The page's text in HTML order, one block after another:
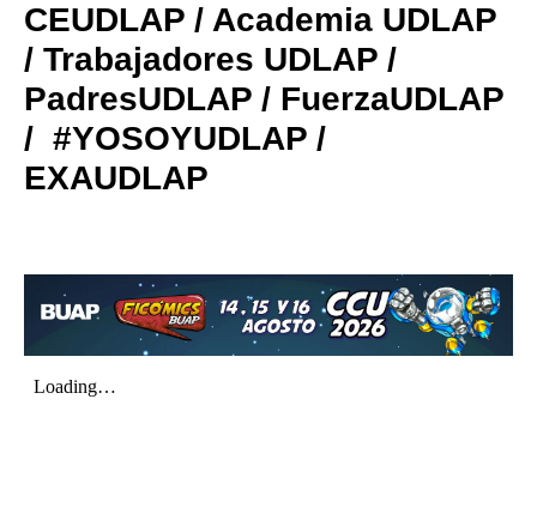
CEUDLAP / Academia UDLAP
/ Trabajadores UDLAP /
PadresUDLAP / FuerzaUDLAP
/ #YOSOYUDLAP /
EXAUDLAP